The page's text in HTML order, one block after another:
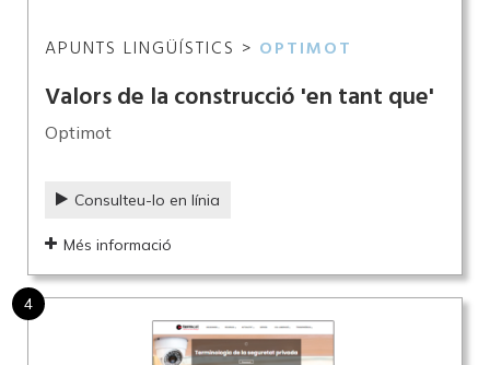
APUNTS LINGÜÍSTICS > OPTIMOT
Valors de la construcció 'en tant que'
Optimot
Consulteu-lo en línia
Més informació
4